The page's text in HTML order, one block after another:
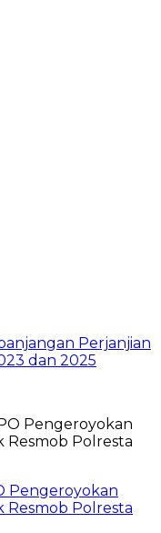
Perjanjian
dan 2025
Pengeroyokan
Resmob Polresta